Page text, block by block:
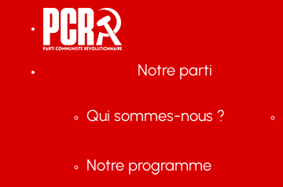
Notre parti
Qui sommes-nous ?
Notre programme